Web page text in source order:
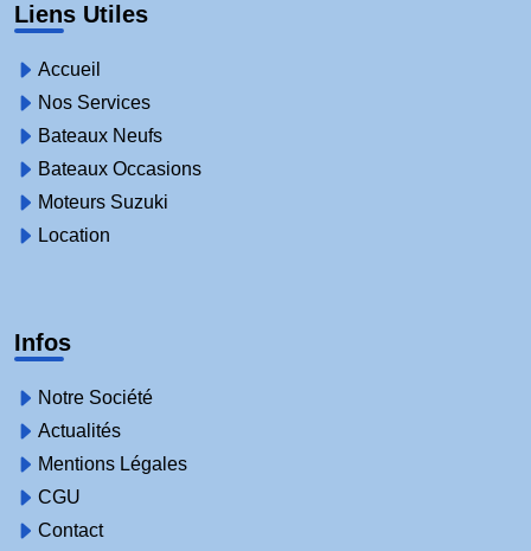
Liens Utiles
Accueil
Nos Services
Bateaux Neufs
Bateaux Occasions
Moteurs Suzuki
Location
Infos
Notre Société
Actualités
Mentions Légales
CGU
Contact